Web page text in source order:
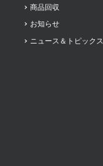
プリ商品回収
お知らせ
ニュース＆トピックス